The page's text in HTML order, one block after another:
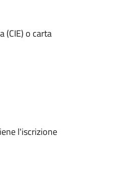
(CIE) o carta
l'iscrizione